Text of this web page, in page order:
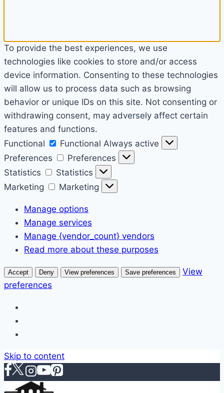
To provide the best experiences, we use
technologies like cookies to store and/or access
device information. Consenting to these technologies
will allow us to process data such as browsing
behavior or unique IDs on this site. Not consenting or
withdrawing consent, may adversely affect certain
features and functions.
Functional
Functional Always active
Preferences
Preferences
Statistics
Statistics
Marketing
Marketing
Manage options
Manage services
Manage {vendor_count} vendors
Read more about these purposes
Accept Deny View preferences Save preferences
View
preferences
Skip to content